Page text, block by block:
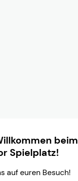
beim
Spielplatz!
auf euren Besuch!